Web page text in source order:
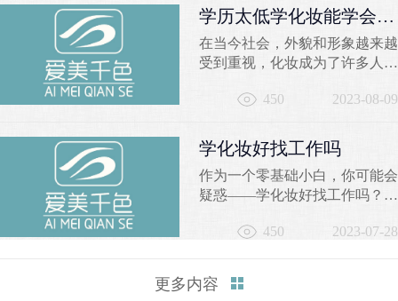
公室、枯燥的工作内容，让我迫
切渴望寻求一种突破，实现职业
和激情的完美融合。那么，客服
转行学化妆可以吗？让我从不同
妆培训将为你开启一个崭新的...
学历太低学化妆能学会
吗？
在当今社会，外貌和形象越来越
受到重视，化妆成为了许多人关
较低的人来说，学习化妆是否可
历太低学化妆的可能性，并推荐
苏州千色培训学校作为学习化妆
的良好选择。一、学历是否影响
学习化妆的能力？学历的高低并
唯一因素。学习化妆需...
450 2023-08-09
学化妆好找工作吗
作为一个零基础小白，你可能会
疑惑——学化妆好找工作吗？让
是一个聪明的选择。在千色学校
富的知识和实践机会，帮助你在
化妆行业中迅速找到就业机会。
450 2023-07-28
更多内容